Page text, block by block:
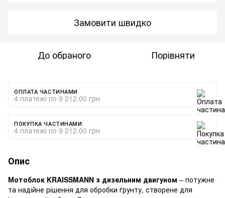
Замовити швидко
До обраного Порівняти
ОПЛАТА ЧАСТИНАМИ
4 платежі по 9 212.00 грн
ПОКУПКА ЧАСТИНАМИ
4 платежі по 9 212.00 грн
Опис
Мотоблок KRAISSMANN з дизельним двигуном – потужне
та надійне рішення для обробки ґрунту, створене для